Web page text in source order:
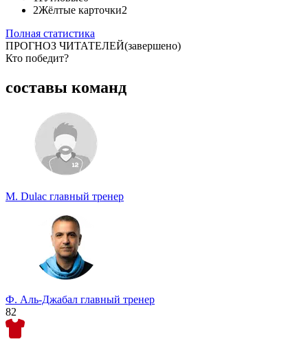
2Жёлтые карточки2
Полная статистика
ПРОГНОЗ ЧИТАТЕЛЕЙ(завершено)
Кто победит?
Спрогнозируете точный счет?
Участвуйте в турнире прогнозистов и получайте классные
Турнир прогнозистов
составы команд
М. Dulac главный тренер
Ф. Аль-Джабал главный тренер
82